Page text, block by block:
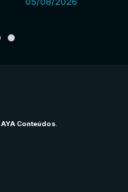
AYA Conteúdos.